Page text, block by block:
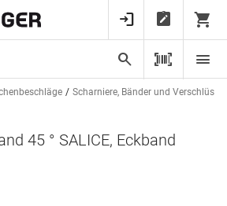
Scharniere, Bänder und Verschlüsse
45 ° SALICE, Eckband